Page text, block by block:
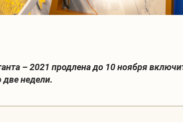
– 2021 продлена до 10 ноября
две недели.